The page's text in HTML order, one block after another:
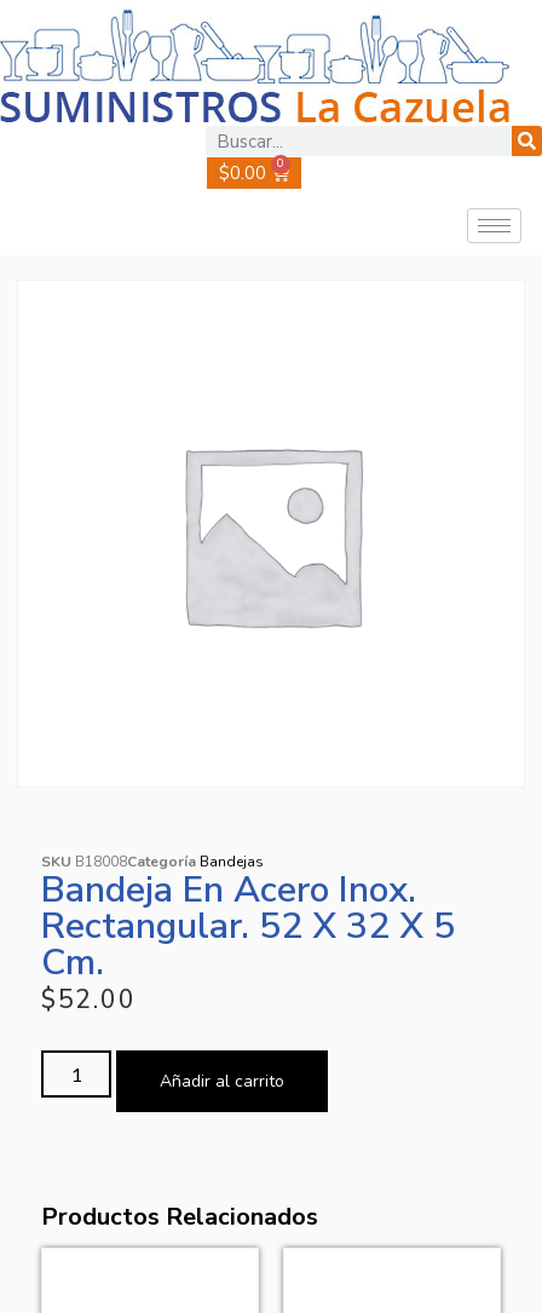
$0.00 0
SKU B18008Categoría Bandejas
Bandeja En Acero Inox.
Rectangular. 52 X 32 X 5
Cm.
$52.00
Añadir al carrito
Productos Relacionados